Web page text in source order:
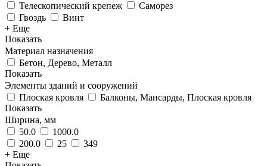
Телескопический крепеж
Саморез
Гвоздь
Винт
+ Еще
Показать
Материал назначения
Бетон, Дерево, Металл
Показать
Элементы зданий и сооружений
Плоская кровля
Балконы, Мансарды, Плоская кровля
Показать
Ширина, мм
50.0
1000.0
200.0
25
349
+ Еще